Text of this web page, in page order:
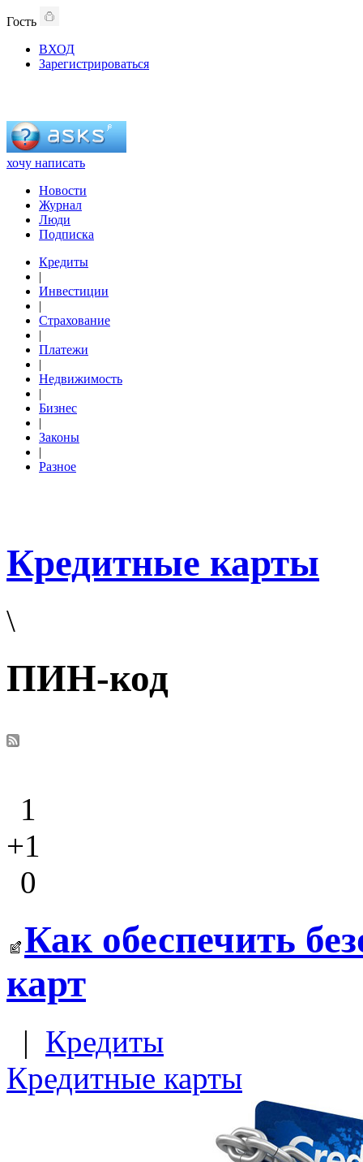
Гость
ВХОД
Зарегистрироваться
хочу написать
Новости
Журнал
Люди
Подписка
Кредиты
|
Инвестиции
|
Страхование
|
Платежи
|
Недвижимость
|
Бизнес
|
Законы
|
Разное
Кредитные карты
\
ПИН-код
1
+1
0
Как обеспечить
карт
| Кредиты
Кредитные карты